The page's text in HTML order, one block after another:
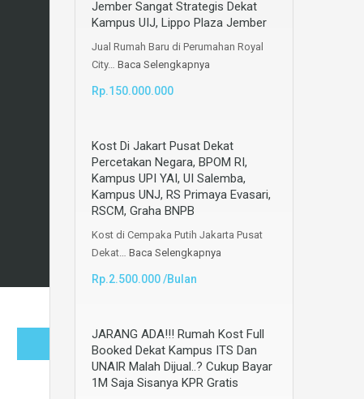
Jember Sangat Strategis Dekat
Kampus UIJ, Lippo Plaza Jember
Jual Rumah Baru di Perumahan Royal
City… Baca Selengkapnya
Rp.150.000.000
Kost Di Jakart Pusat Dekat
Percetakan Negara, BPOM RI,
Kampus UPI YAI, UI Salemba,
Kampus UNJ, RS Primaya Evasari,
RSCM, Graha BNPB
Kost di Cempaka Putih Jakarta Pusat
Dekat… Baca Selengkapnya
Rp.2.500.000 /Bulan
JARANG ADA!!! Rumah Kost Full
Booked Dekat Kampus ITS Dan
UNAIR Malah Dijual..? Cukup Bayar
1M Saja Sisanya KPR Gratis